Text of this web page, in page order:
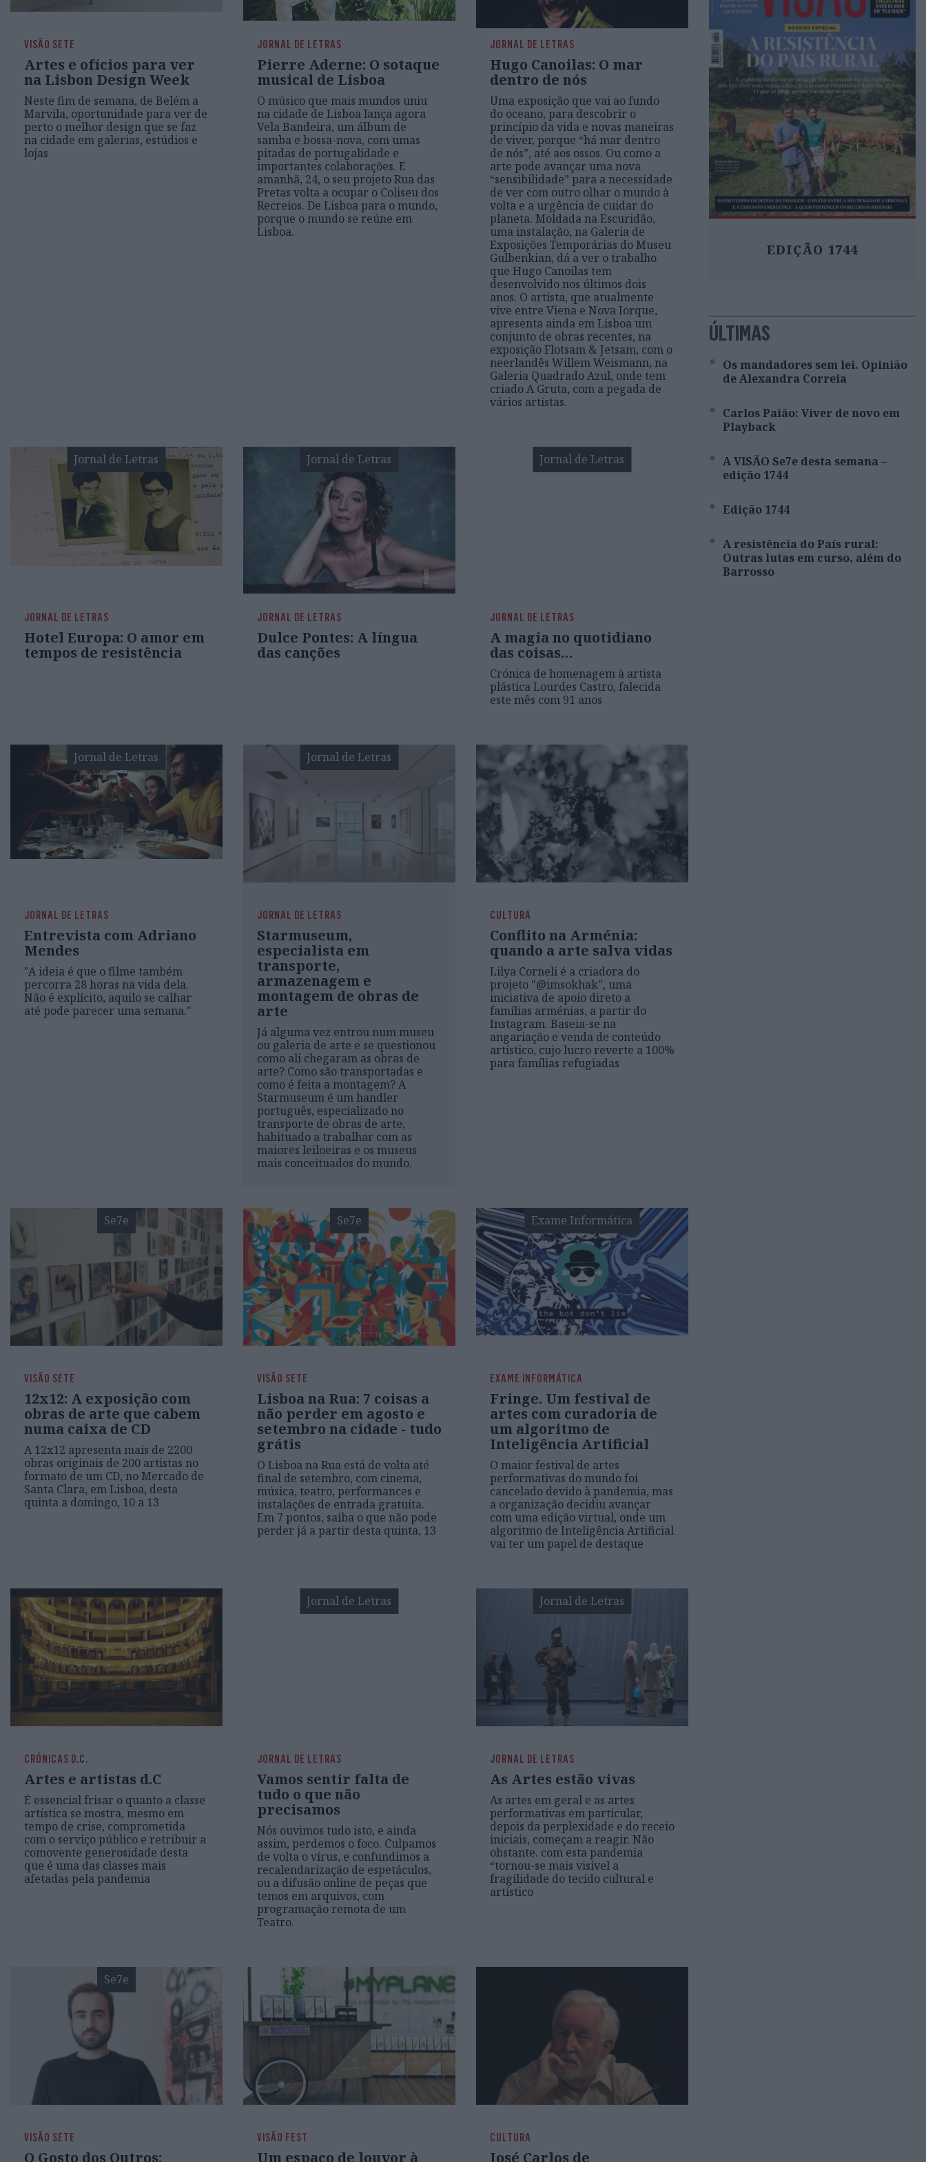
VISÃO SETE
Artes e ofícios para ver
na Lisbon Design Week
Neste fim de semana, de Belém a
Marvila, oportunidade para ver de
perto o melhor design que se faz
na cidade em galerias, estúdios e
lojas
JORNAL DE LETRAS
Pierre Aderne: O sotaque
musical de Lisboa
O músico que mais mundos uniu
na cidade de Lisboa lança agora
Vela Bandeira, um álbum de
samba e bossa-nova, com umas
pitadas de portugalidade e
importantes colaborações. E
amanhã, 24, o seu projeto Rua das
Pretas volta a ocupar o Coliseu dos
Recreios. De Lisboa para o mundo,
porque o mundo se reúne em
Lisboa.
JORNAL DE LETRAS
Hugo Canoilas: O mar
dentro de nós
Uma exposição que vai ao fundo
do oceano, para descobrir o
princípio da vida e novas maneiras
de viver, porque “há mar dentro
de nós”, até aos ossos. Ou como a
arte pode avançar uma nova
“sensibilidade” para a necessidade
de ver com outro olhar o mundo à
volta e a urgência de cuidar do
planeta. Moldada na Escuridão,
uma instalação, na Galeria de
Exposições Temporárias do Museu
Gulbenkian, dá a ver o trabalho
que Hugo Canoilas tem
desenvolvido nos últimos dois
anos. O artista, que atualmente
vive entre Viena e Nova Iorque,
apresenta ainda em Lisboa um
conjunto de obras recentes, na
exposição Flotsam & Jetsam, com o
neerlandês Willem Weismann, na
Galeria Quadrado Azul, onde tem
criado A Gruta, com a pegada de
vários artistas.
Jornal de Letras
JORNAL DE LETRAS
Hotel Europa: O amor em
tempos de resistência
Jornal de Letras
JORNAL DE LETRAS
Dulce Pontes: A língua
das canções
Jornal de Letras
JORNAL DE LETRAS
A magia no quotidiano
das coisas…
Crónica de homenagem à artista
plástica Lourdes Castro, falecida
este mês com 91 anos
Jornal de Letras
JORNAL DE LETRAS
Entrevista com Adriano
Mendes
"A ideia é que o filme também
percorra 28 horas na vida dela.
Não é explícito, aquilo se calhar
até pode parecer uma semana."
Jornal de Letras
JORNAL DE LETRAS
Starmuseum,
especialista em
transporte,
armazenagem e
montagem de obras de
arte
Já alguma vez entrou num museu
ou galeria de arte e se questionou
como ali chegaram as obras de
arte? Como são transportadas e
como é feita a montagem? A
Starmuseum é um handler
português, especializado no
transporte de obras de arte,
habituado a trabalhar com as
maiores leiloeiras e os museus
mais conceituados do mundo.
CULTURA
Conflito na Arménia:
quando a arte salva vidas
Lilya Corneli é a criadora do
projeto "@imsokhak", uma
iniciativa de apoio direto a
famílias arménias, a partir do
Instagram. Baseia-se na
angariação e venda de conteúdo
artístico, cujo lucro reverte a 100%
para famílias refugiadas
Se7e
VISÃO SETE
12x12: A exposição com
obras de arte que cabem
numa caixa de CD
A 12x12 apresenta mais de 2200
obras originais de 200 artistas no
formato de um CD, no Mercado de
Santa Clara, em Lisboa, desta
quinta a domingo, 10 a 13
Se7e
VISÃO SETE
Lisboa na Rua: 7 coisas a
não perder em agosto e
setembro na cidade - tudo
grátis
O Lisboa na Rua está de volta até
final de setembro, com cinema,
música, teatro, performances e
instalações de entrada gratuita.
Em 7 pontos, saiba o que não pode
perder já a partir desta quinta, 13
Exame Informática
EXAME INFORMÁTICA
Fringe. Um festival de
artes com curadoria de
um algoritmo de
Inteligência Artificial
O maior festival de artes
performativas do mundo foi
cancelado devido à pandemia, mas
a organização decidiu avançar
com uma edição virtual, onde um
algoritmo de Inteligência Artificial
vai ter um papel de destaque
CRÓNICAS D.C.
Artes e artistas d.C
É essencial frisar o quanto a classe
artística se mostra, mesmo em
tempo de crise, comprometida
com o serviço público e retribuir a
comovente generosidade desta
que é uma das classes mais
afetadas pela pandemia
Jornal de Letras
JORNAL DE LETRAS
Vamos sentir falta de
tudo o que não
precisamos
Nós ouvimos tudo isto, e ainda
assim, perdemos o foco. Culpamos
de volta o vírus, e confundimos a
recalendarização de espetáculos,
ou a difusão online de peças que
temos em arquivos, com
programação remota de um
Teatro.
Jornal de Letras
JORNAL DE LETRAS
As Artes estão vivas
As artes em geral e as artes
performativas em particular,
depois da perplexidade e do receio
iniciais, começam a reagir. Não
obstante. com esta pandemia
“tornou-se mais visível a
fragilidade do tecido cultural e
artístico
Se7e
VISÃO SETE
O Gosto dos Outros:
VISÃO FEST
Um espaço de louvor à
CULTURA
José Carlos de
EDIÇÃO 1744
ÚLTIMAS
Os mandadores sem lei. Opinião
de Alexandra Correia
Carlos Paião: Viver de novo em
Playback
A VISÃO Se7e desta semana –
edição 1744
Edição 1744
A resistência do País rural:
Outras lutas em curso, além do
Barrosso